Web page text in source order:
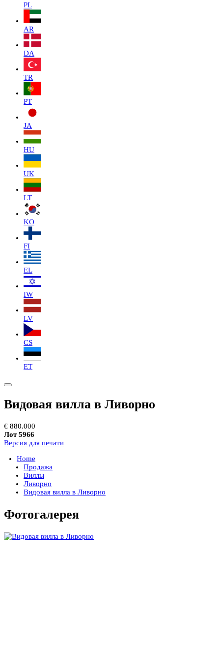
PL
AR
DA
TR
PT
JA
HU
UK
LT
KO
FI
EL
IW
LV
CS
ET
Видовая вилла в Ливорно
€ 880.000
Лот 5966
Версия для печати
Home
Продажа
Виллы
Ливорно
Видовая вилла в Ливорно
Фотогалерея